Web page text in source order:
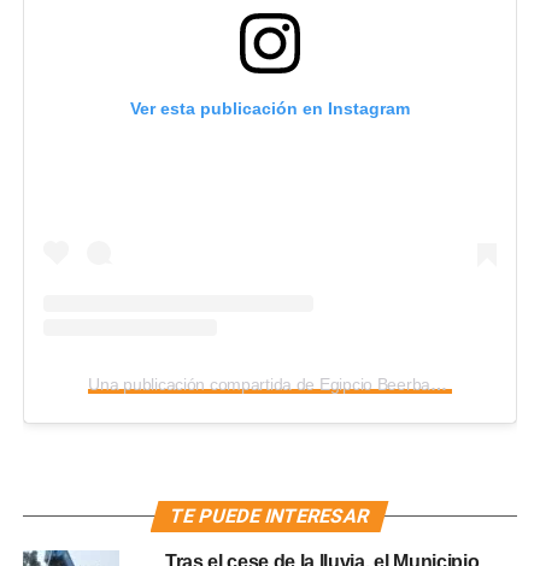
Ver esta publicación en Instagram
Una publicación compartida de Egipcio Beerbar (@egipciobeerbar.gr)
TE PUEDE INTERESAR
Tras el cese de la lluvia, el Municipio